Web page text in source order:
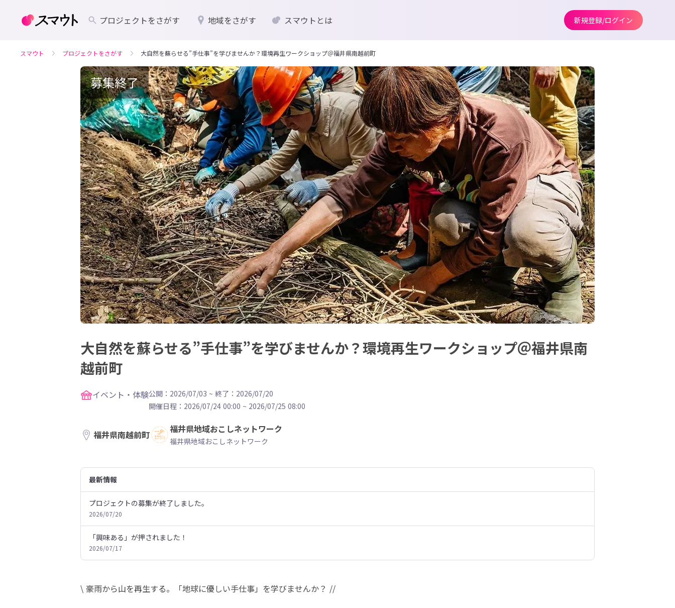
プロジェクトをさがす 地域をさがす スマウトとは 新規登録/ログイン
スマウト プロジェクトをさがす 大自然を蘇らせる”手仕事”を学びませんか？環境再生ワークショップ＠福井県南越前町
募集終了
大自然を蘇らせる”手仕事”を学びませんか？環境再生ワークショップ＠福井県南
越前町
イベント・体験公開：2026/07/03 ~ 終了：2026/07/20
開催日程： 2026/07/24 00:00 ~ 2026/07/25 08:00
福井県南越前町 福井県地域おこしネットワーク
福井県地域おこしネットワーク
最新情報
プロジェクトの募集が終了しました。
2026/07/20
「興味ある」が押されました！
2026/07/17
\ 豪雨から山を再生する。「地球に優しい手仕事」を学びませんか？ //